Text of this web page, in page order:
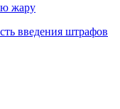
жару
введения штрафов